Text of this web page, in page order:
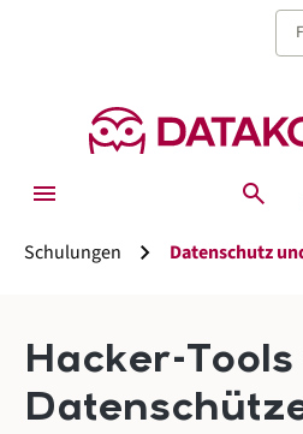
menu search
Schulungen chevron_right Datenschutz
Hacker-